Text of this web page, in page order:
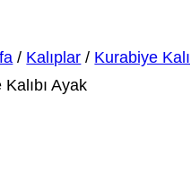
/ Kalıplar / Kurabiye
Ayak